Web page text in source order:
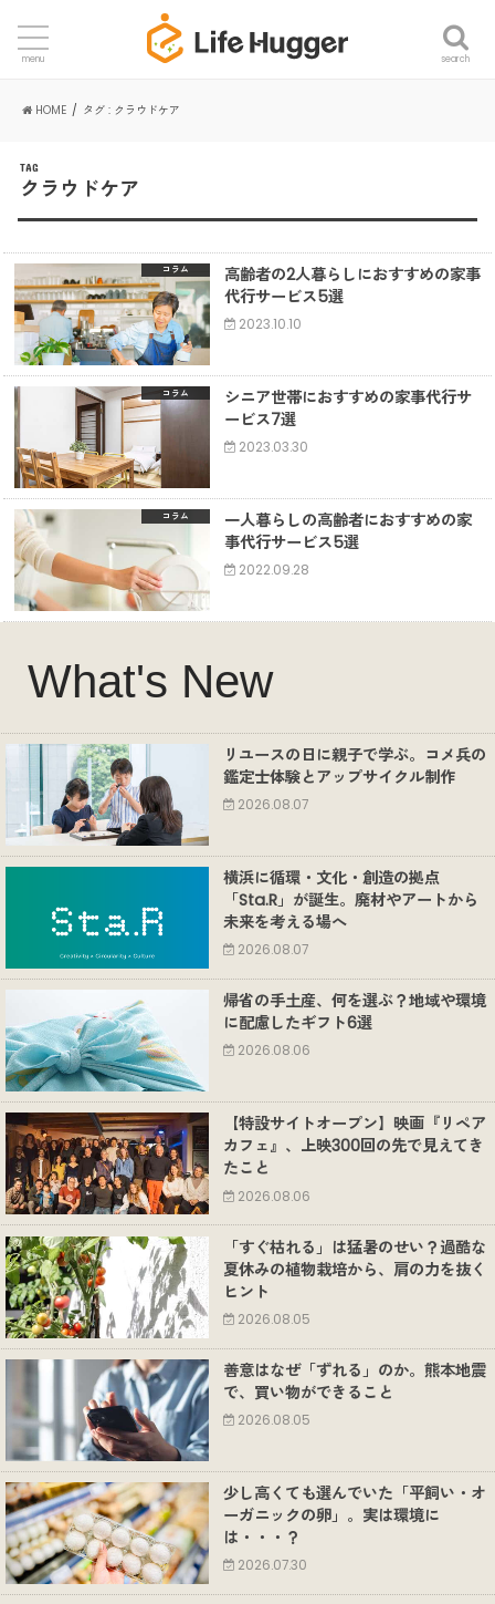
search
menu
HOME タグ : クラウドケア
TAG
クラウドケア
コラム
高齢者の2人暮らしにおすすめの家事
代行サービス5選
2023.10.10
コラム
シニア世帯におすすめの家事代行サ
ービス7選
2023.03.30
コラム
一人暮らしの高齢者におすすめの家
事代行サービス5選
2022.09.28
What's New
リユースの日に親子で学ぶ。コメ兵の
鑑定士体験とアップサイクル制作
2026.08.07
横浜に循環・文化・創造の拠点
「Sta.R」が誕生。廃材やアートから
未来を考える場へ
2026.08.07
帰省の手土産、何を選ぶ？地域や環境
に配慮したギフト6選
2026.08.06
【特設サイトオープン】映画『リペア
カフェ』、上映300回の先で見えてき
たこと
2026.08.06
「すぐ枯れる」は猛暑のせい？過酷な
夏休みの植物栽培から、肩の力を抜く
ヒント
2026.08.05
善意はなぜ「ずれる」のか。熊本地震
で、買い物ができること
2026.08.05
少し高くても選んでいた「平飼い・オ
ーガニックの卵」。実は環境に
は・・・？
2026.07.30